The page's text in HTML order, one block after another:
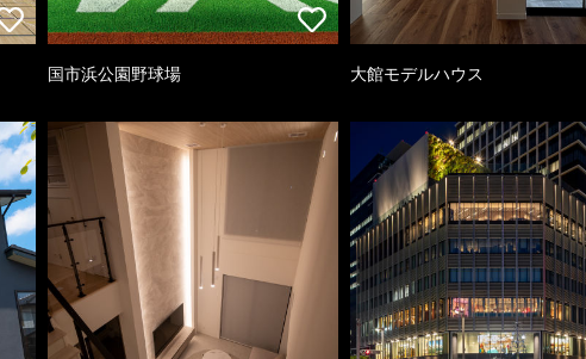
国市浜公園野球場 大館モデルハウス